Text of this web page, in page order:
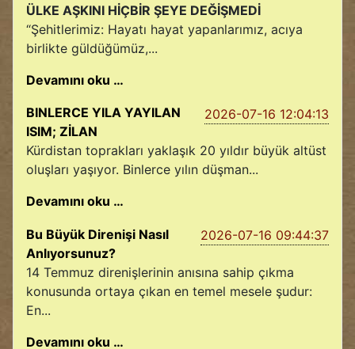
ÜLKE AŞKINI HİÇBİR ŞEYE DEĞİŞMEDİ
“Şehitlerimiz: Hayatı hayat yapanlarımız, acıya
birlikte güldüğümüz,...
Devamını oku …
2026-07-16 12:04:13
BINLERCE YILA YAYILAN
ISIM; ZİLAN
Kürdistan toprakları yaklaşık 20 yıldır büyük altüst
oluşları yaşıyor. Binlerce yılın düşman...
Devamını oku …
2026-07-16 09:44:37
Bu Büyük Direnişi Nasıl
Anlıyorsunuz?
14 Temmuz direnişlerinin anısına sahip çıkma
konusunda ortaya çıkan en temel mesele şudur:
En...
Devamını oku …